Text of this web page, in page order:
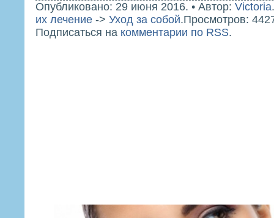
Опубликовано: 29 июня 2016. • Автор: Victoria.
их лечение -> Уход за собой.Просмотров:
Подписаться на комментарии по RSS.